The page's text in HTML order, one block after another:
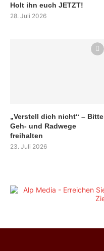
Holt ihn euch JETZT!
28. Juli 2026
„Verstell dich nicht“ – Bitte
Geh- und Radwege
freihalten
23. Juli 2026